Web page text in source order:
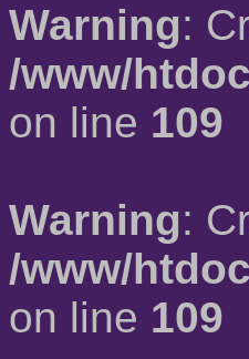
Warning:
/www/
on line 109
Warning:
/www/
on line 109